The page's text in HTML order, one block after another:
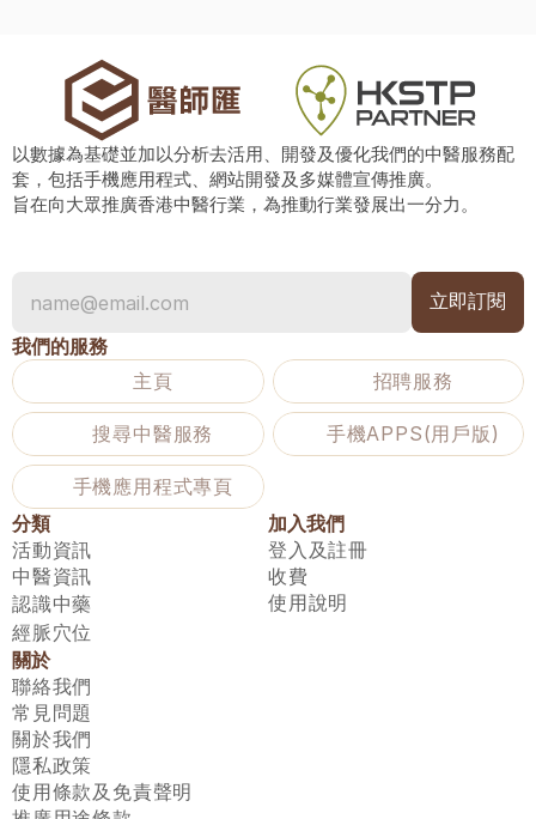
以數據為基礎並加以分析去活用、開發及優化我們的中醫服務配
套，包括手機應用程式、網站開發及多媒體宣傳推廣。
旨在向大眾推廣香港中醫行業，為推動行業發展出一分力。
我們的服務
主頁
招聘服務
搜尋中醫服務 手機APPS(用戶版)
手機應用程式專頁
分類
活動資訊
中醫資訊
認識中藥
經脈穴位
加入我們
登入及註冊
收費
使用說明
關於
聯絡我們
常見問題
關於我們
隱私政策
使用條款及免責聲明